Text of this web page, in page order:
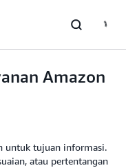
Amazon
untuk tujuan informasi.
atau pertentangan